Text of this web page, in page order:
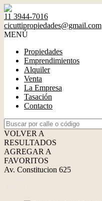
11 3944-7016
cicuttipropiedades@gmail.com
MENÚ
Propiedades
Emprendimientos
Alquiler
Venta
La Empresa
Tasación
Contacto
VOLVER A
RESULTADOS
AGREGAR A
FAVORITOS
Av. Constitucion 625